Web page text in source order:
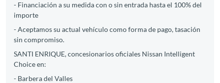
- Financiación a su medida con o sin entrada hasta el 100% del
importe
- Aceptamos su actual vehículo como forma de pago, tasación
sin compromiso.
SANTI ENRIQUE, concesionarios oficiales Nissan Intelligent
Choice en:
- Barbera del Valles